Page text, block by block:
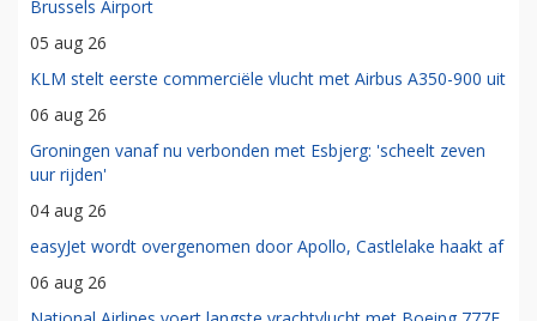
Brussels Airport
05 aug 26
KLM stelt eerste commerciële vlucht met Airbus A350-900 uit
06 aug 26
Groningen vanaf nu verbonden met Esbjerg: 'scheelt zeven
uur rijden'
04 aug 26
easyJet wordt overgenomen door Apollo, Castlelake haakt af
06 aug 26